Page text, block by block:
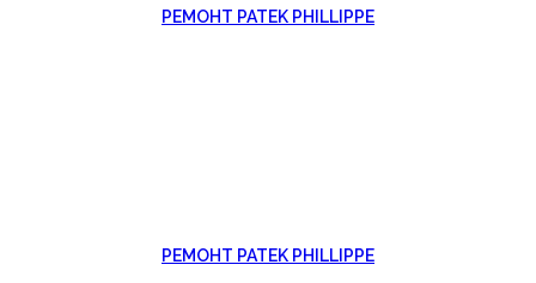
РЕМОНТ PATEK PHILLIPPE
РЕМОНТ PATEK PHILLIPPE